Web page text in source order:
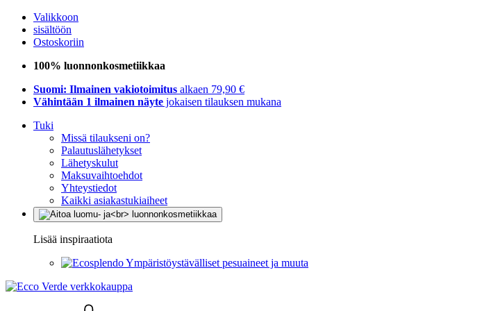
Valikkoon
sisältöön
Ostoskoriin
100% luonnonkosmetiikkaa
Suomi: Ilmainen vakiotoimitus alkaen 79,90 €
Vähintään 1 ilmainen näyte jokaisen tilauksen mukana
Tuki
Missä tilaukseni on?
Palautuslähetykset
Lähetyskulut
Maksuvaihtoehdot
Yhteystiedot
Kaikki asiakastukiaiheet
Lisää inspiraatiota
Ympäristöystävälliset pesuaineet ja muuta